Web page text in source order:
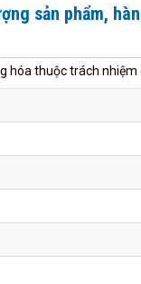
sản phẩm,
thuộc trách nhiệm